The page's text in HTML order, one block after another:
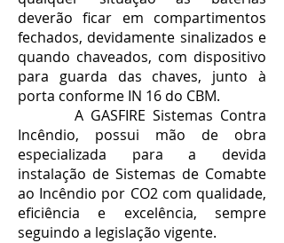
deverão ficar em compartimentos
fechados, devidamente sinalizados e
quando chaveados, com dispositivo
para guarda das chaves, junto à
porta conforme IN 16 do CBM.
A GASFIRE Sistemas Contra
Incêndio, possui mão de obra
especializada para a devida
instalação de Sistemas de Comabte
ao Incêndio por CO2 com qualidade,
eficiência e excelência, sempre
seguindo a legislação vigente.